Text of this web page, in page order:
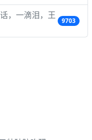
，一滴泪，王
9703